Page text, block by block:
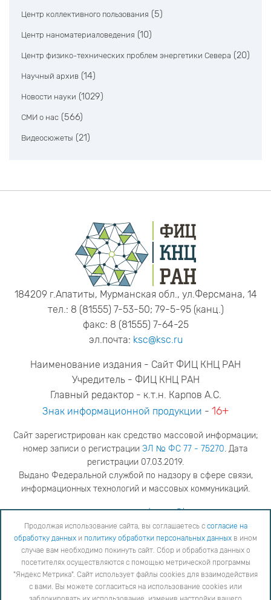
Центр коллективного пользования (5)
Центр наноматериаловедения (10)
Центр физико-технических проблем энергетики Севера (20)
Научный архив (14)
Новости науки (1029)
СМИ о нас (566)
Видеосюжеты (21)
184209 г.Апатиты, Мурманская обл., ул.Ферсмана, 14
тел.: 8 (81555) 7-53-50; 79-5-95 (канц.)
факс: 8 (81555) 7-64-25
эл.почта: ksc@ksc.ru
Наименование издания - Сайт ФИЦ КНЦ РАН
Учредитель - ФИЦ КНЦ РАН
Главный редактор - к.т.н. Карпов А.С.
Знак информационной продукции - 16+
Сайт зарегистрирован как средство массовой информации;
номер записи о регистрации ЭЛ № ФС 77 - 75270. Дата
регистрации 07.03.2019.
Выдано Федеральной службой по надзору в сфере связи,
информационных технологий и массовых коммуникаций.
адрес редакцииya.stogova@ksc.ru
телефон редакции81555-79-516
Продолжая использование сайта, вы соглашаетесь с согласие на обработку данных
обработки персональных данных
в ином случае вам необходимо покинуть сайт. Сбор и обработка
данных о посетителях осуществляются с помощью метрической программы "Яндекс Метрика".
Сайт использует файлы cookies для взаимодействия с вами. Вы можете согласиться на
использование cookies или заблокировать их использование, изменив настройки вашего интернет-
Продолжая использование сайта, вы соглашаетесь с согласие на
обработку данных и политику обработки персональных данных в ином
случае вам необходимо покинуть сайт. Сбор и обработка данных о
посетителях осуществляются с помощью метрической программы
"Яндекс Метрика". Сайт использует файлы cookies для взаимодействия
с вами. Вы можете согласиться на использование cookies или